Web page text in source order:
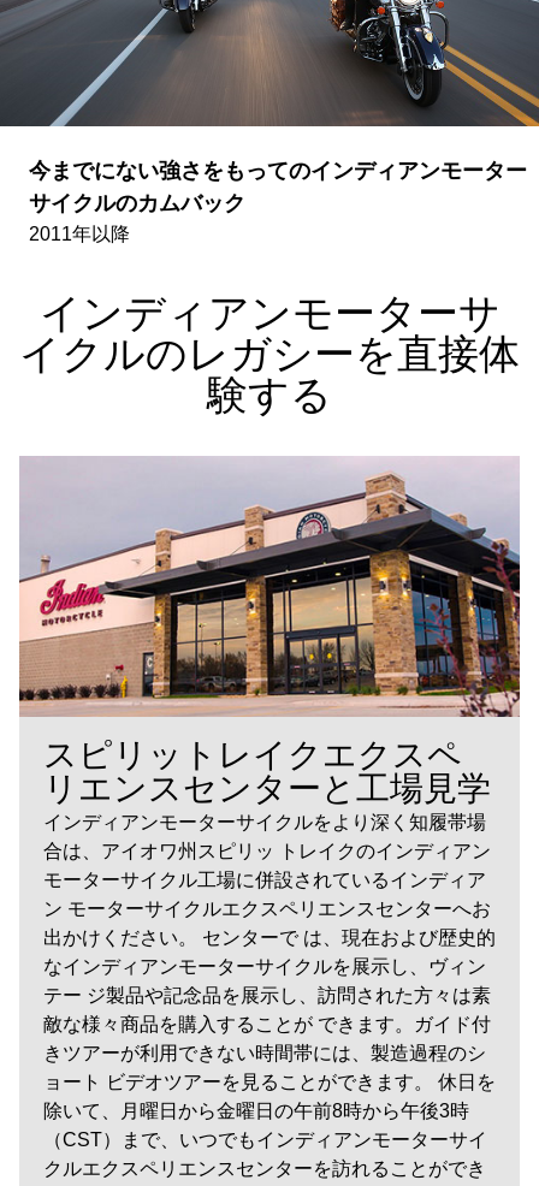
今までにない強さをもってのインディアンモーター
サイクルのカムバック
2011年以降
インディアンモーターサ
イクルのレガシーを直接体
験する
スピリットレイクエクスペ
リエンスセンターと工場見学
インディアンモーターサイクルをより深く知履帯場
合は、アイオワ州スピリッ トレイクのインディアン
モーターサイクル工場に併設されているインディア
ン モーターサイクルエクスペリエンスセンターへお
出かけください。 センターで は、現在および歴史的
なインディアンモーターサイクルを展示し、ヴィン
テー ジ製品や記念品を展示し、訪問された方々は素
敵な様々商品を購入することが できます。ガイド付
きツアーが利用できない時間帯には、製造過程のシ
ョート ビデオツアーを見ることができます。 休日を
除いて、月曜日から金曜日の午前8時から午後3時
（CST）まで、いつでもインディアンモーターサイ
クルエクスペリエンスセンターを訪れることができ